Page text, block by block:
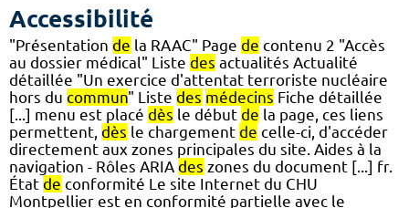
Accessibilité
"Présentation de la RAAC" Page de contenu 2 "Accès
au dossier médical" Liste des actualités Actualité
détaillée "Un exercice d'attentat terroriste nucléaire
hors du commun" Liste des médecins Fiche détaillée
[...] menu est placé dès le début de la page, ces liens
permettent, dès le chargement de celle-ci, d'accéder
directement aux zones principales du site. Aides à la
navigation - Rôles ARIA des zones du document [...] fr.
État de conformité Le site Internet du CHU
Montpellier est en conformité partielle avec le